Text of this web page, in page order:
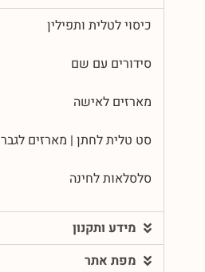
כיסוי לטלית ותפילין
סידורים עם שם
מארזים לאישה
סט טלית לחתן | מארזים לגבר
סלסלאות לחינה
מידע ותקנון
מפת אתר